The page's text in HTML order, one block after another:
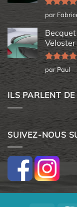
Note5
5
par
Note5
5
par Paul
ILS PARLENT
SUIVEZ-NOUS